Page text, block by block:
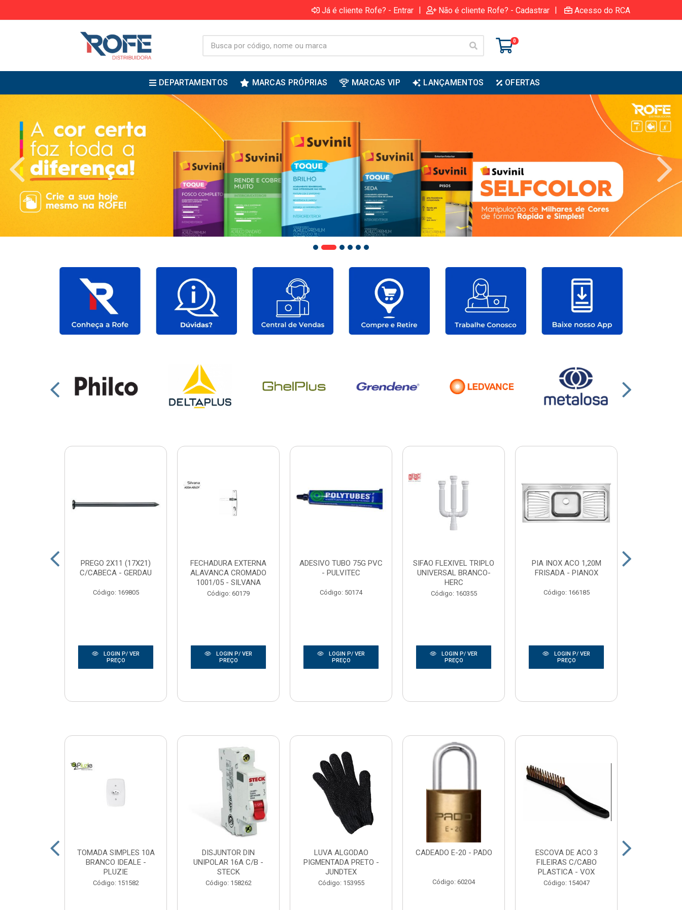
Já é cliente Rofe? - Entrar | Não é cliente Rofe? - Cadastrar | Acesso do RCA
0
DEPARTAMENTOS MARCAS PRÓPRIAS MARCAS VIP LANÇAMENTOS OFERTAS
PREGO 2X11 (17X21)
C/CABECA - GERDAU
Código: 169805
LOGIN P/ VER
PREÇO
FECHADURA EXTERNA
ALAVANCA CROMADO
1001/05 - SILVANA
Código: 60179
LOGIN P/ VER
PREÇO
ADESIVO TUBO 75G PVC
- PULVITEC
Código: 50174
LOGIN P/ VER
PREÇO
SIFAO FLEXIVEL TRIPLO
UNIVERSAL BRANCO-
HERC
Código: 160355
LOGIN P/ VER
PREÇO
PIA INOX ACO 1,20M
FRISADA - PIANOX
Código: 166185
LOGIN P/ VER
PREÇO
TOMADA SIMPLES 10A
BRANCO IDEALE -
PLUZIE
Código: 151582
DISJUNTOR DIN
UNIPOLAR 16A C/B -
STECK
Código: 158262
LUVA ALGODAO
PIGMENTADA PRETO -
JUNDTEX
Código: 153955
CADEADO E-20 - PADO
Código: 60204
ESCOVA DE ACO 3
FILEIRAS C/CABO
PLASTICA - VOX
Código: 154047